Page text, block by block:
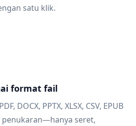
satu klik.
format fail
DOCX, PPTX, XLSX, CSV, EPUB
penukaran—hanya seret,